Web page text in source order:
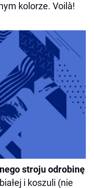
kolorze. Voilà!
stroju odrobinę
i koszuli (nie